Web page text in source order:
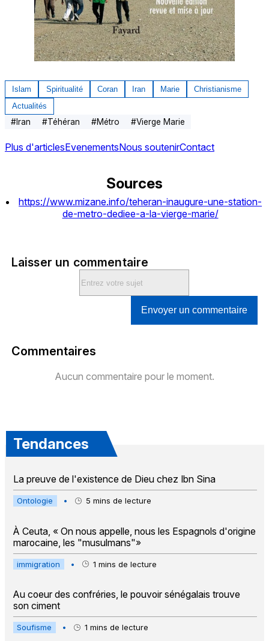
Islam Spiritualité Coran Iran Marie
Christianisme
Actualités
#Iran #Téhéran #Métro #Vierge Marie
Plus d'articlesEvenementsNous soutenirContact
Sources
https://www.mizane.info/teheran-inaugure-une-station-
de-metro-dediee-a-la-vierge-marie/
Laisser un commentaire
Envoyer un commentaire
Commentaires
Aucun commentaire pour le moment.
Tendances
La preuve de l'existence de Dieu chez Ibn Sina
Ontologie • 5 mins de lecture
À Ceuta, « On nous appelle, nous les Espagnols d'origine
marocaine, les "musulmans"»
immigration • 1 mins de lecture
Au coeur des confréries, le pouvoir sénégalais trouve
son ciment
Soufisme • 1 mins de lecture